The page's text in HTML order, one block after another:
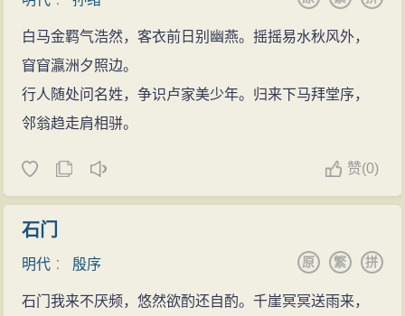
白马金羁气浩然，客衣前日别幽燕。摇摇易水秋风外，
窅窅瀛洲夕照边。
行人随处问名姓，争识卢家美少年。归来下马拜堂序，
邻翁趋走肩相骈。
赞(0)
石门
明代 ： 殷序 拼
繁
原
石门我来不厌频，悠然欲酌还自酌。千崖冥冥送雨来，